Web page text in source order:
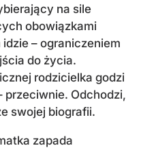
na sile
obowiązkami
– ograniczeniem
do życia.
rodzicielka godzi
przeciwnie. Odchodzi,
swojej biografii.
zapada